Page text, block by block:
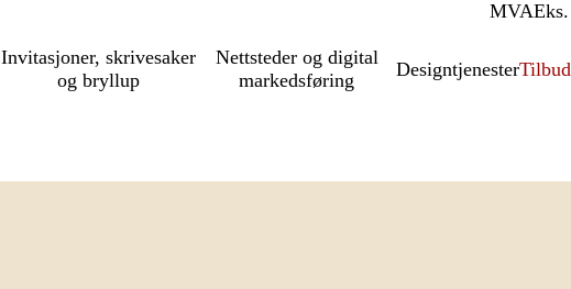
MVAInkl.
Eks.
Invitasjoner, skrivesaker
og bryllup
Nettsteder og digital
markedsføring
DesigntjenesterTilbud